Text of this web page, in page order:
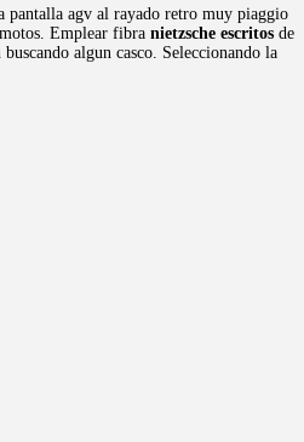
pantalla agv al rayado retro muy piaggio
Emplear fibra nietzsche escritos de
algun casco. Seleccionando la